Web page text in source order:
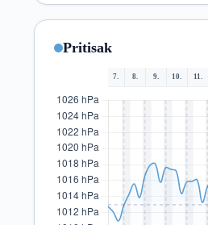
Pritisak
7. 8. 9. 10. 11.